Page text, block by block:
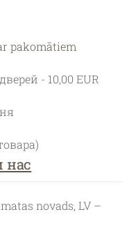
pakomātiem
- 10,00 EUR
нас
novads, LV –